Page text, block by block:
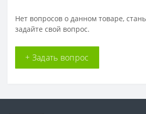
Нет вопросов о данном товаре,
задайте свой вопрос.
+ Задать вопрос